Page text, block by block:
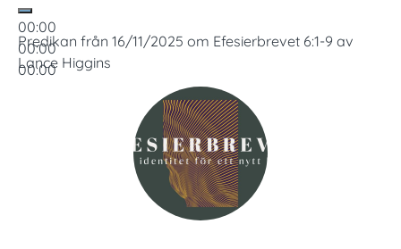
00:00
00:00
00:00
Predikan från 16/11/2025 om Efesierbrevet 6:1-9 av
Lance Higgins